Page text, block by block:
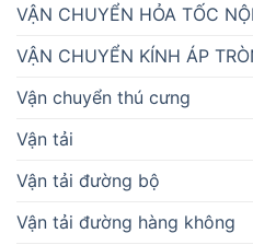
VẬN CHUYỂN HỎA TỐC
VẬN CHUYỂN KÍNH ÁP
Vận chuyển thú cưng
Vận tải
Vận tải đường bộ
Vận tải đường hàng không